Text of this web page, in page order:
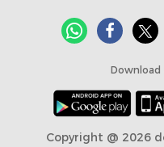
Download
Copyright @ 2026